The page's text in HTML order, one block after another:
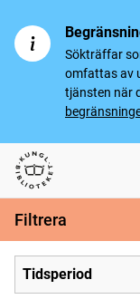
Sökträffar
omfattas av
tjänsten när
Svenska tidningar
Filtrera
Tidsperiod